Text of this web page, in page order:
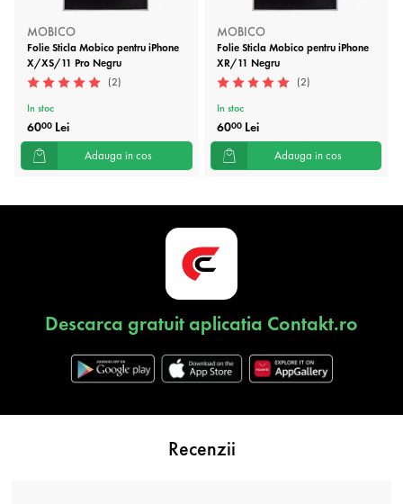
MOBICO
Folie Sticla Mobico pentru iPhone
X/XS/11 Pro Negru
(2)
In stoc
6000 Lei
Adauga in cos
MOBICO
Folie Sticla Mobico pentru iPhone
XR/11 Negru
(2)
In stoc
6000Lei
Adauga in cos
Descarca gratuit aplicatia Contakt.ro
Recenzii